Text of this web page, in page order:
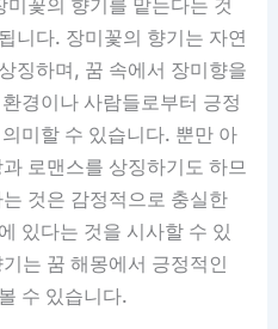
꽃의 향기를 맡는다는 것
니다. 장미꽃의 향기는 자연
징하며, 꿈 속에서 장미향을
경이나 사람들로부터 긍정
미할 수 있습니다. 뿐만 아
로맨스를 상징하기도 하므
것은 감정적으로 충실한
있다는 것을 시사할 수 있
는 꿈 해몽에서 긍정적인
수 있습니다.